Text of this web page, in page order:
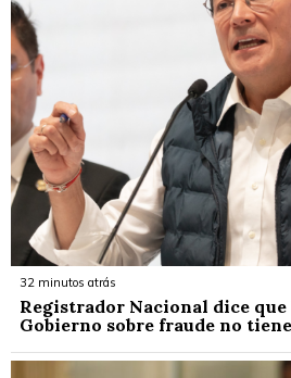
32 minutos atrás
Registrador Nacional dice
Gobierno sobre fraude no